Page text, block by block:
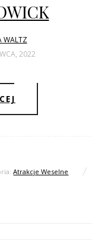
WALTZ
2022
Atrakcje Weselne